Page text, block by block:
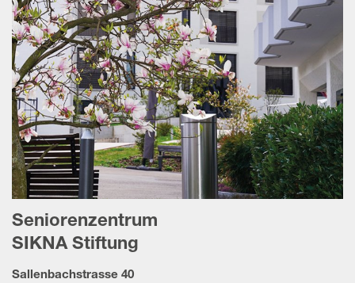
Seniorenzentrum
SIKNA Stiftung
Sallenbachstrasse 40